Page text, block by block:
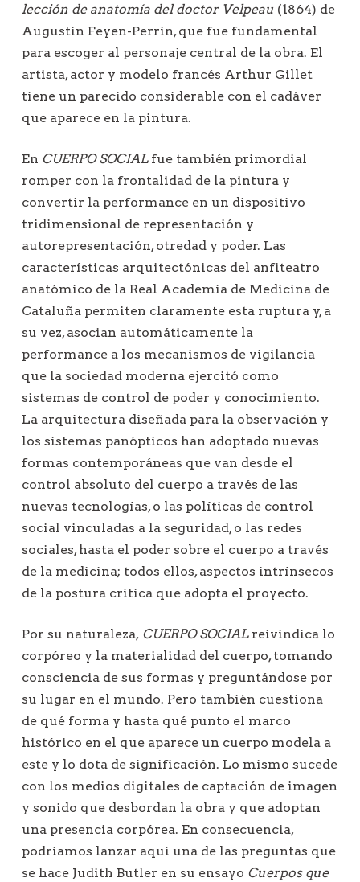
lección de anatomía del doctor Velpeau (1864) de
Augustin Feyen-Perrin, que fue fundamental
para escoger al personaje central de la obra. El
artista, actor y modelo francés Arthur Gillet
tiene un parecido considerable con el cadáver
que aparece en la pintura.
En CUERPO SOCIAL fue también primordial
romper con la frontalidad de la pintura y
convertir la performance en un dispositivo
tridimensional de representación y
autorepresentación, otredad y poder. Las
características arquitectónicas del anfiteatro
anatómico de la Real Academia de Medicina de
Cataluña permiten claramente esta ruptura y, a
su vez, asocian automáticamente la
performance a los mecanismos de vigilancia
que la sociedad moderna ejercitó como
sistemas de control de poder y conocimiento.
La arquitectura diseñada para la observación y
los sistemas panópticos han adoptado nuevas
formas contemporáneas que van desde el
control absoluto del cuerpo a través de las
nuevas tecnologías, o las políticas de control
social vinculadas a la seguridad, o las redes
sociales, hasta el poder sobre el cuerpo a través
de la medicina; todos ellos, aspectos intrínsecos
de la postura crítica que adopta el proyecto.
Por su naturaleza, CUERPO SOCIALreivindica lo
corpóreo y la materialidad del cuerpo, tomando
consciencia de sus formas y preguntándose por
su lugar en el mundo. Pero también cuestiona
de qué forma y hasta qué punto el marco
histórico en el que aparece un cuerpo modela a
este y lo dota de significación. Lo mismo sucede
con los medios digitales de captación de imagen
y sonido que desbordan la obra y que adoptan
una presencia corpórea. En consecuencia,
podríamos lanzar aquí una de las preguntas que
se hace Judith Butler en su ensayo Cuerpos que